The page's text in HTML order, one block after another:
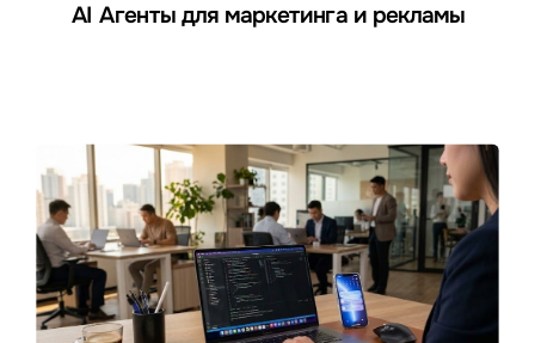
AI Агенты для маркетинга и рекламы